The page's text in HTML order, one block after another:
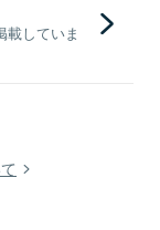
載していま